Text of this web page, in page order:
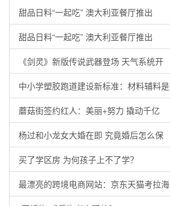
甜品日料“一起吃” 澳大利亚餐厅推出
甜品日料“一起吃” 澳大利亚餐厅推出
《剑灵》新版传说武器登场 天气系统开
中小学塑胶跑道建设新标准：材料辅料是
蘑菇街签约红人：美丽+努力 撬动千亿
杨过和小龙女大婚在即 究竟婚后怎么保
买了学区房 为何孩子上不了学？
最漂亮的跨境电商网站：京东天猫考拉海